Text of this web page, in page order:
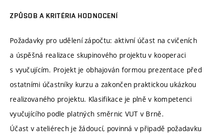
ZPŮSOB A KRITÉRIA HODNOCENÍ
Požadavky pro udělení zápočtu: aktivní účast na cvičeních
a úspěšná realizace skupinového projektu v kooperaci
s vyučujícím. Projekt je obhajován formou prezentace před
ostatními účastníky kurzu a zakončen praktickou ukázkou
realizovaného projektu. Klasifikace je plně v kompetenci
vyučujícího podle platných směrnic VUT v Brně.
Účast v ateliérech je žádoucí, povinná v připadě požadavku